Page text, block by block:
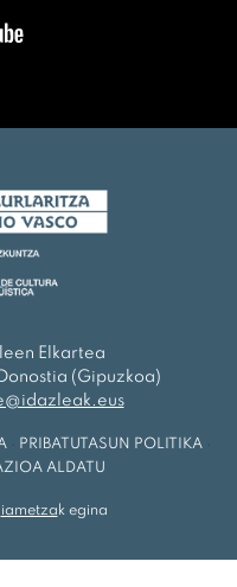
Elkartea
(Gipuzkoa)
PRIBATUTASUN POLITIKA
ALDATU
iametza k egina